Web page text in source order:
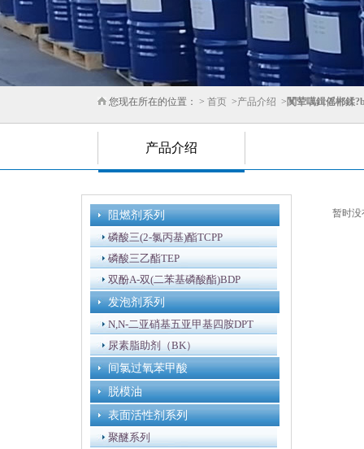
您现在所在的位置： > 首页 >产品介绍 > 闃荤噧鍓傜郴鍒
产品介绍
阻燃剂系列
磷酸三(2-氯丙基)酯TCPP
磷酸三乙酯TEP
双酚A-双(二苯基磷酸酯)BDP
发泡剂系列
N,N-二亚硝基五亚甲基四胺DPT
尿素脂助剂（BK）
间氯过氧苯甲酸
脱模油
表面活性剂系列
聚醚系列
暂时没